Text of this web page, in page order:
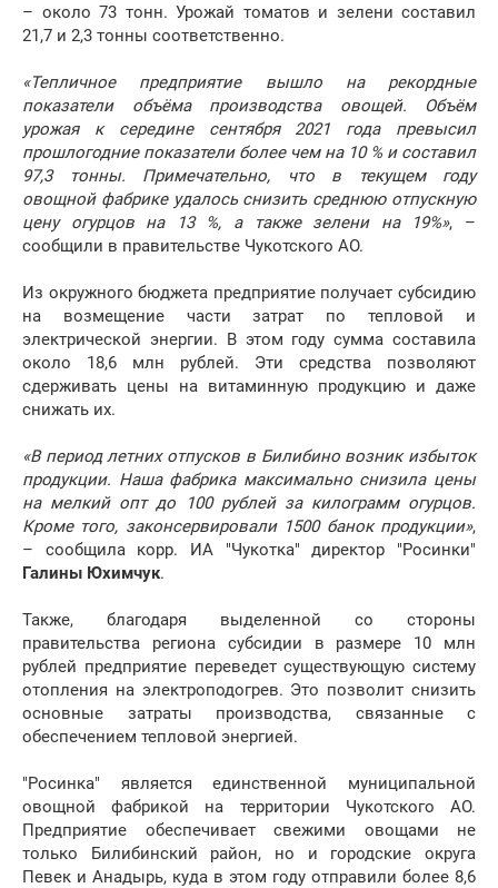
– около 73 тонн. Урожай томатов и зелени составил
21,7 и 2,3 тонны соответственно.
«Тепличное предприятие вышло на рекордные
показатели объёма производства овощей. Объём
урожая к середине сентября 2021 года превысил
прошлогодние показатели более чем на 10 % и составил
97,3 тонны. Примечательно, что в текущем году
овощной фабрике удалось снизить среднюю отпускную
цену огурцов на 13 %, а также зелени на 19%», –
сообщили в правительстве Чукотского АО.
Из окружного бюджета предприятие получает субсидию
на возмещение части затрат по тепловой и
электрической энергии. В этом году сумма составила
около 18,6 млн рублей. Эти средства позволяют
сдерживать цены на витаминную продукцию и даже
снижать их.
«В период летних отпусков в Билибино возник избыток
продукции. Наша фабрика максимально снизила цены
на мелкий опт до 100 рублей за килограмм огурцов.
Кроме того, законсервировали 1500 банок продукции»,
– сообщила корр. ИА "Чукотка" директор "Росинки"
Галины Юхимчук.
Также, благодаря выделенной со стороны
правительства региона субсидии в размере 10 млн
рублей предприятие переведет существующую систему
отопления на электроподогрев. Это позволит снизить
основные затраты производства, связанные с
обеспечением тепловой энергией.
"Росинка" является единственной муниципальной
овощной фабрикой на территории Чукотского АО.
Предприятие обеспечивает свежими овощами не
только Билибинский район, но и городские округа
Певек и Анадырь, куда в этом году отправили более 8,6